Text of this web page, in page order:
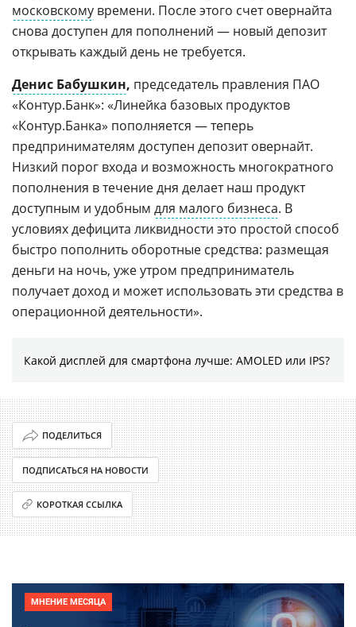
московскому времени. После этого счет овернайта
снова доступен для пополнений — новый депозит
открывать каждый день не требуется.
Денис Бабушкин, председатель правления ПАО
«Контур.Банк»: «Линейка базовых продуктов
«Контур.Банка» пополняется — теперь
предпринимателям доступен депозит овернайт.
Низкий порог входа и возможность многократного
пополнения в течение дня делает наш продукт
доступным и удобным для малого бизнеса. В
условиях дефицита ликвидности это простой способ
быстро пополнить оборотные средства: размещая
деньги на ночь, уже утром предприниматель
получает доход и может использовать эти средства в
операционной деятельности».
Какой дисплей для смартфона лучше: AMOLED или IPS?
ПОДЕЛИТЬСЯ
ПОДПИСАТЬСЯ НА НОВОСТИ
КОРОТКАЯ ССЫЛКА
МНЕНИЕ МЕСЯЦА